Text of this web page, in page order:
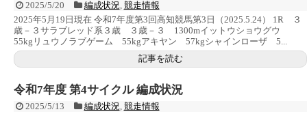
2025/5/20 編成状況 競走情報
2025年5月19日現在 令和7年度第3回高知競馬第3日（2025.5.24） 1R ３
歳－３サラブレッド系３歳 ３歳－３ 1300mイットウショウグウ
55kgリュウノラブゲーム 55kgアキヤン 57kgシャインローザ 5...
記事を読む
令和7年度 第4サイクル 編成状況
2025/5/13 編成状況 競走情報